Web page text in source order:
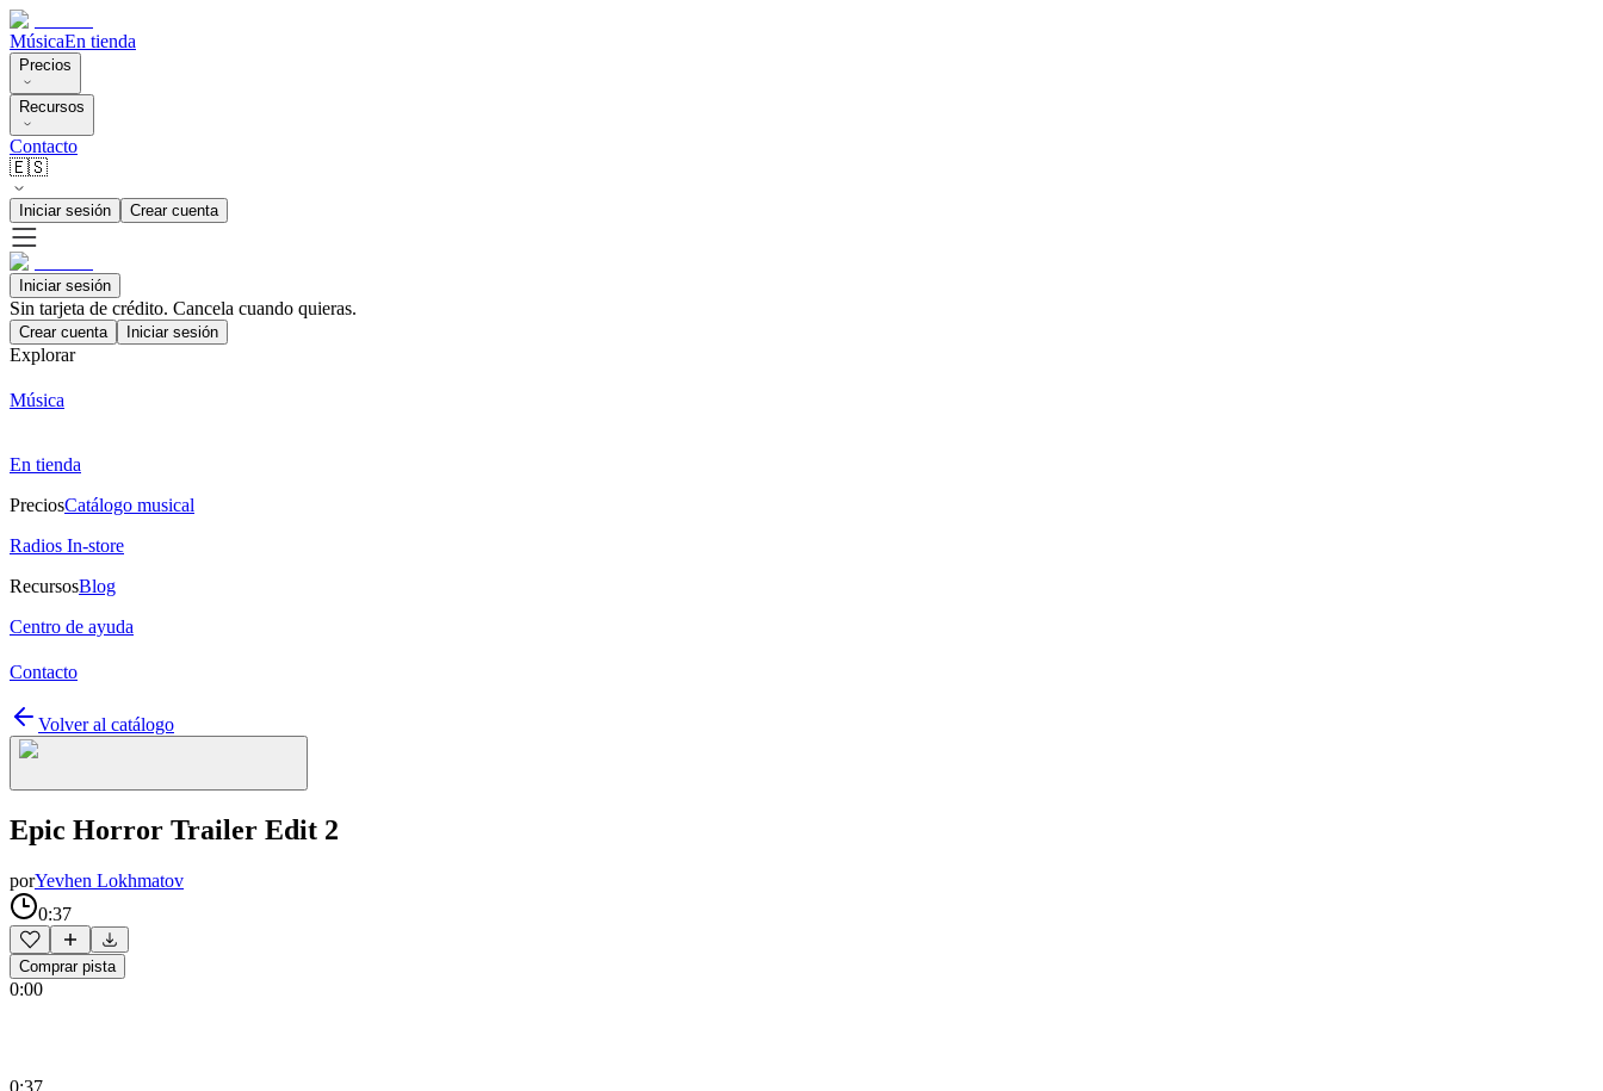
MúsicaEn tienda
Precios
Recursos
Contacto
🇪🇸
Iniciar sesión Crear cuenta
Iniciar sesión
Sin tarjeta de crédito. Cancela cuando quieras.
Crear cuenta Iniciar sesión
Explorar
Música
En tienda
PreciosCatálogo musical
Radios In-store
RecursosBlog
Centro de ayuda
Contacto
Volver al catálogo
Epic Horror Trailer Edit 2
porYevhen Lokhmatov
0:37
Comprar pista
0:00
0:37